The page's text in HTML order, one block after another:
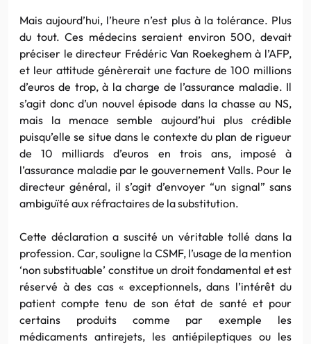
Mais aujourd’hui, l’heure n’est plus à la tolérance. Plus
du tout. Ces médecins seraient environ 500, devait
préciser le directeur Frédéric Van Roekeghem à l’AFP,
et leur attitude génèrerait une facture de 100 millions
d’euros de trop, à la charge de l’assurance maladie. Il
s’agit donc d’un nouvel épisode dans la chasse au NS,
mais la menace semble aujourd’hui plus crédible
puisqu’elle se situe dans le contexte du plan de rigueur
de 10 milliards d’euros en trois ans, imposé à
l’assurance maladie par le gouvernement Valls. Pour le
directeur général, il s’agit d’envoyer “un signal” sans
ambiguïté aux réfractaires de la substitution.
Cette déclaration a suscité un véritable tollé dans la
profession. Car, souligne la CSMF, l’usage de la mention
‘non substituable’ constitue un droit fondamental et est
réservé à des cas « exceptionnels, dans l’intérêt du
patient compte tenu de son état de santé et pour
certains produits comme par exemple les
médicaments antirejets, les antiépileptiques ou les